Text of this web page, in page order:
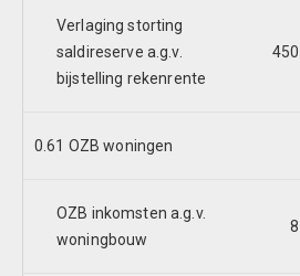
Verlaging storting
saldireserve a.g.v.
bijstelling rekenrente
450
0.61 OZB woningen
OZB inkomsten a.g.v.
woningbouw
8